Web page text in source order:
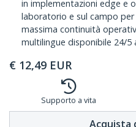
in implementazioni edge e
laboratorio e sul campo
massima continuità
multilingue disponibile 24/5
€ 12,49 EUR
Supporto a vita
Acquista